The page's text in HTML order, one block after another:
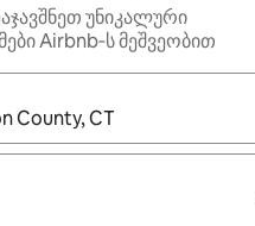
უნიკალური
Airbnb‑ს მეშვეობით
ხელმისაწვდომი გახდება,